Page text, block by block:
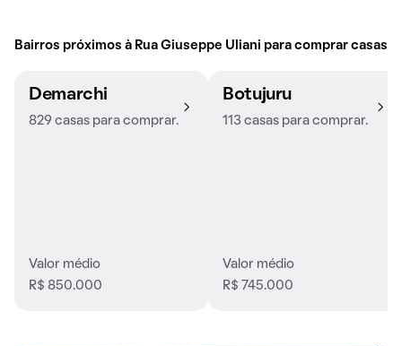
Bairros próximos à Rua Giuseppe Uliani para comprar casas
Demarchi
829 casas para comprar.
Valor médio
R$ 850.000
Botujuru
113 casas para comprar.
Valor médio
R$ 745.000